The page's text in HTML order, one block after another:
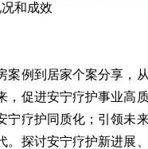
和成效
案例到居家个案分享，
促进安宁疗护事业高质
宁疗护同质化；引领未
探讨安宁疗护新进展